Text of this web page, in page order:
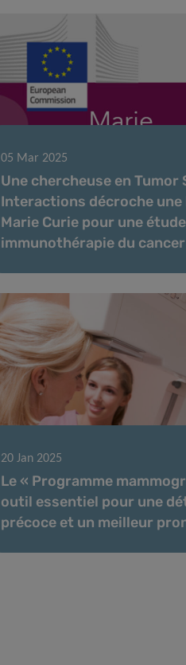
05 Mar 2025
Une chercheuse en Tumor
Interactions décroche une
Marie Curie pour une
immunothérapie du cancer
20 Jan 2025
Le « Programme
outil essentiel pour une
précoce et un meilleur